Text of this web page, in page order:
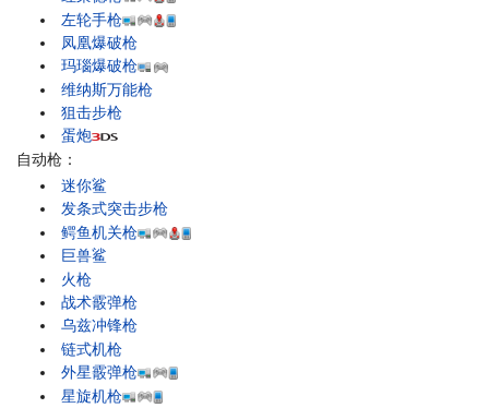
左轮手枪
凤凰爆破枪
玛瑙爆破枪
维纳斯万能枪
狙击步枪
蛋炮
自动枪：
迷你鲨
发条式突击步枪
鳄鱼机关枪
巨兽鲨
火枪
战术霰弹枪
乌兹冲锋枪
链式机枪
外星霰弹枪
星旋机枪